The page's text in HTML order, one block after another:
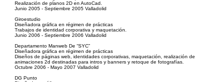
Realización de planos 2D en AutoCad.
Junio 2005 - Septiembre 2005 Valladolid
Giroestudio
Diseñadora gráfica en régimen de prácticas
Trabajos de identidad corporativa y maquetación.
Junio 2006 - Septiembre 2006 Valladolid
Departamento Manweb De “SYC”
Diseñadora gráfica en régimen de prácticas
Diseños de páginas web, identidades corporativas, maquetación, realización de
animaciones 2d destinadas para intros y banners y retoque de fotografías.
Octubre 2006 - Mayo 2007 Valladolid
DG Punto